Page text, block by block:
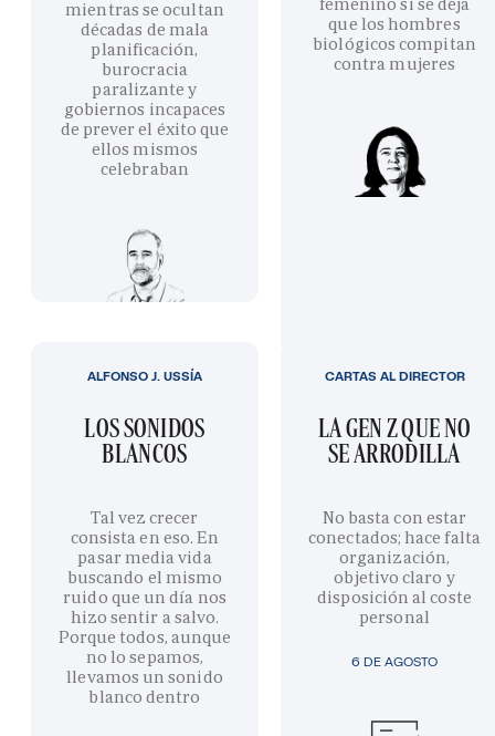
mientras se ocultan
décadas de mala
planificación,
burocracia
paralizante y
gobiernos incapaces
de prever el éxito que
ellos mismos
celebraban
que los hombres
biológicos compitan
contra mujeres
LOS SONIDOS
BLANCOS
Tal vez crecer
consista en eso. En
pasar media vida
buscando el mismo
ruido que un día nos
hizo sentir a salvo.
Porque todos, aunque
no lo sepamos,
llevamos un sonido
blanco dentro
ALFONSO J. USSÍA
6 DE AGOSTO
LA GEN Z QUE NO
SE ARRODILLA
No basta con estar
conectados; hace falta
organización,
objetivo claro y
disposición al coste
personal
CARTAS AL DIRECTOR